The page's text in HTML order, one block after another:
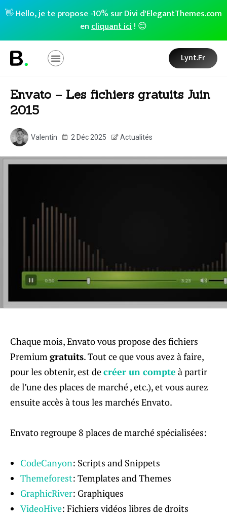
👋 Hello, je te propose -10% sur Divi d'ElegantThemes.com
encliquant ici! 😊
Lynt.fr
Envato – Les fichiers gratuits Juin
2015
Valentin 2 Déc 2025 Actualités
Chaque mois, Envato vous propose des fichiers
Premiumgratuits. Tout ce que vous avez à faire,
pour les obtenir, est decréer un compte à partir
de l’une des places de marché , etc.), et vous aurez
ensuite accès à tous les marchés Envato.
Envato regroupe 8 places de marché spécialisées:
CodeCanyon: Scripts and Snippets
Themeforest: Templates and Themes
GraphicRiver: Graphiques
VideoHive: Fichiers vidéos libres de droits